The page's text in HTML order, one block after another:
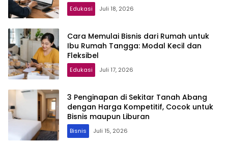
Edukasi Juli 18, 2026
Cara Memulai Bisnis dari Rumah untuk
Ibu Rumah Tangga: Modal Kecil dan
Fleksibel
Edukasi Juli 17, 2026
3 Penginapan di Sekitar Tanah Abang
dengan Harga Kompetitif, Cocok untuk
Bisnis maupun Liburan
Bisnis Juli 15, 2026